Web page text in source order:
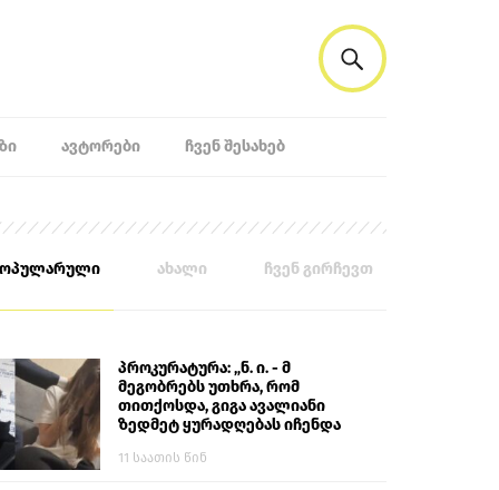
ᲐᲕᲢᲝᲠᲔᲑᲘ ᲩᲕᲔᲜ ᲨᲔᲡᲐᲮᲔᲑ
ახალი ჩვენ გირჩევთ
პროკურატურა: „ნ. ი. - მ
მეგობრებს უთხრა, რომ
თითქოსდა, გიგა ავალიანი
ზედმეტ ყურადღებას იჩენდა
ალექსანდრე გაბაშვილი
11 საათის წინ